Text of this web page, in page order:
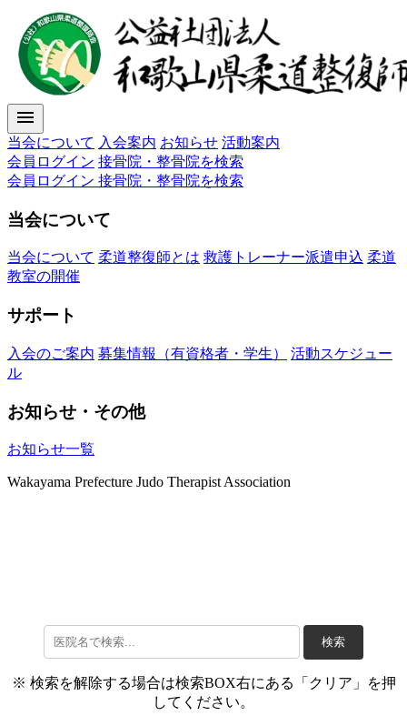
menu
当会について 入会案内 お知らせ 活動案内
会員ログイン 接骨院・整骨院を検索
会員ログイン 接骨院・整骨院を検索
当会について
当会について 柔道整復師とは 救護トレーナー派遣申込 柔道
教室の開催
サポート
入会のご案内 募集情報（有資格者・学生）
活動スケジュー
ル
お知らせ・その他
お知らせ一覧
Wakayama Prefecture Judo Therapist Association
検索
※ 検索を解除する場合は検索BOX右にある「クリア」を押
してください。